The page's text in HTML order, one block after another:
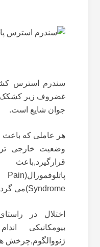
سندرم استرس
غضروف زیر کشکک
جوان شایع است.
هر عاملی که باعث
وضعیت خارجی
پاتلوفمورال(
Syndrome)می
اختلال در
بیومکانیکی
ژنووالگوم,چرخش